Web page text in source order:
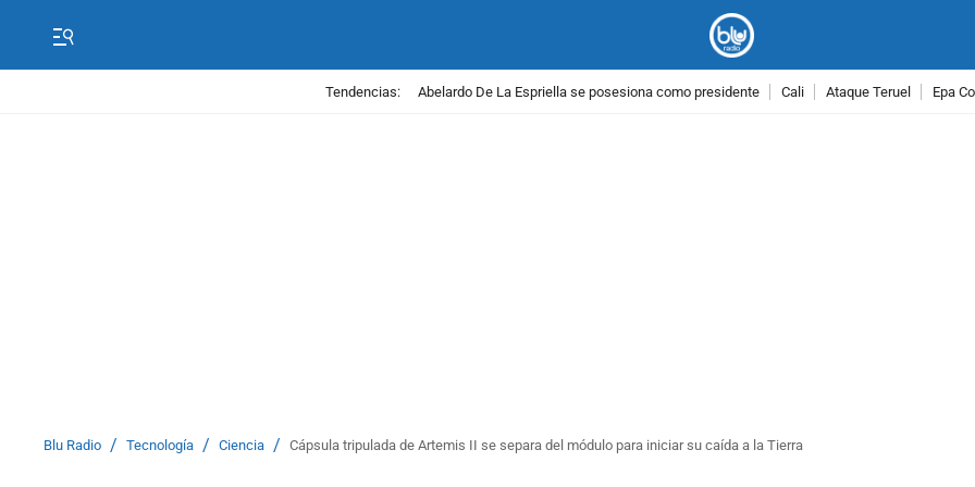
Tendencias: Abelardo De La Espriella se posesiona como presidente Cali Ataque Teruel Epa
Blu Radio / Tecnología / Ciencia / Cápsula tripulada de Artemis II se separa del módulo para iniciar su caída a la Tierra